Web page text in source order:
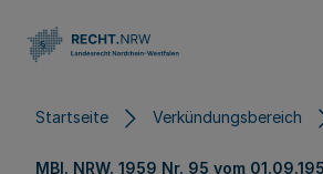
Startseite Verkündungsbereich
MBl. NRW. 1959 Nr. 95 vom